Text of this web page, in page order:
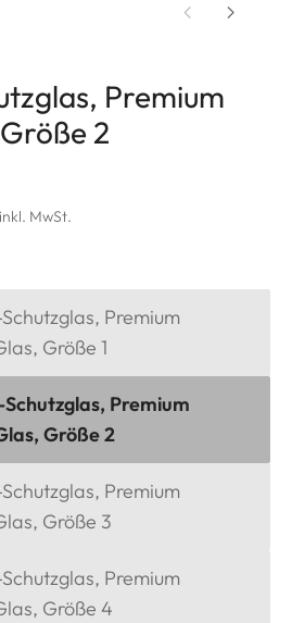
Premium
2
MwSt.
Premium
Größe 1
Premium
Größe 2
Premium
Größe 3
Premium
Größe 4